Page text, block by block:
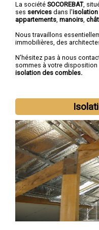
La société SOCOREBAT,
ses services dans l'isolation
appartements, manoirs,
Nous travaillons
immobilières, des
N'hésitez pas à nous
sommes à votre disposition
isolation des combles.